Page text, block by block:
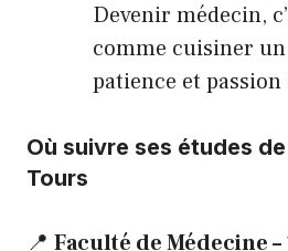
Devenir médecin,
comme cuisiner
patience et
Où suivre ses études
Tours
📍 Faculté de Médecine